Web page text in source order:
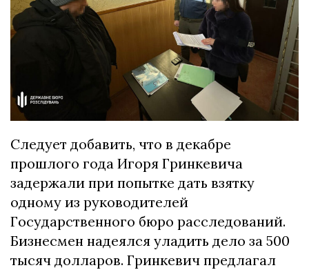
Следует добавить, что в декабре
прошлого года Игоря Гринкевича
задержали при попытке дать взятку
одному из руководителей
Государственного бюро расследований.
Бизнесмен надеялся уладить дело за 500
тысяч долларов. Гринкевич предлагал